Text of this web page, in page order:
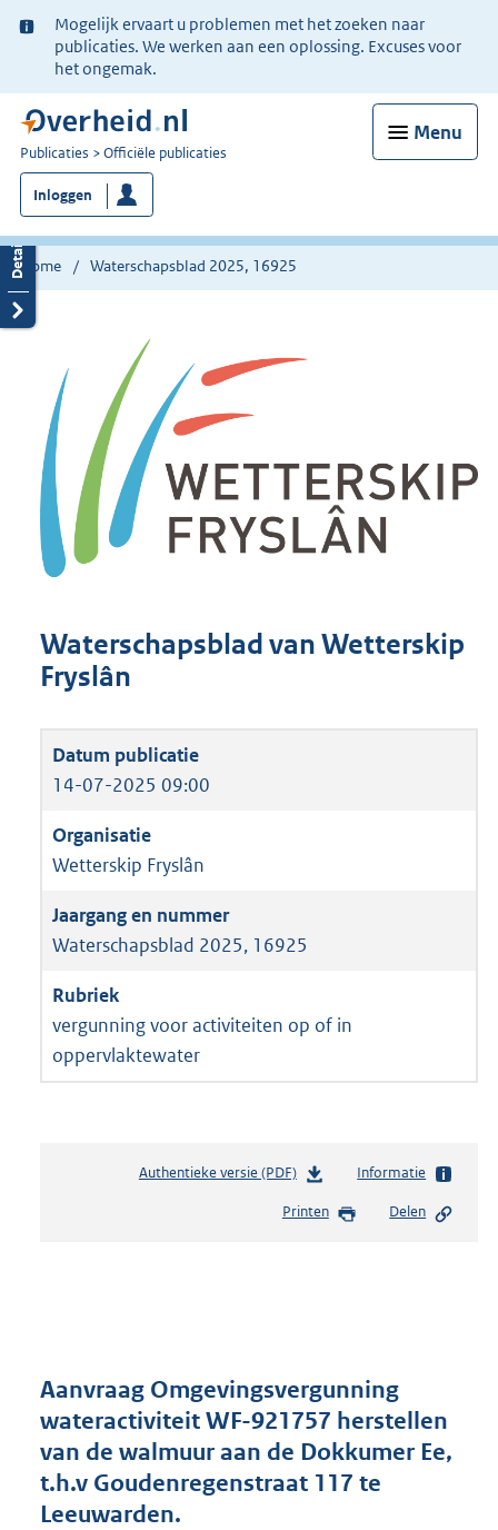
Ter
informatie:
Mogelijk ervaart u problemen met het zoeken naar
publicaties. We werken aan een oplossing. Excuses voor
het ongemak.
Menu
U
bent
nu
hier:
Publicaties Officiële publicaties
Inloggen
Home Waterschapsblad 2025, 16925
Waterschapsblad van Wetterskip
Fryslân
14-07-2025 09:00
Wetterskip Fryslân
Waterschapsblad 2025, 16925
vergunning voor activiteiten op of in
oppervlaktewater
Authentieke versie (PDF)b
s
r
o
t
Informatie
Printen Delen
Aanvraag Omgevingsvergunning
wateractiviteit WF-921757 herstellen
van de walmuur aan de Dokkumer Ee,
t.h.v Goudenregenstraat 117 te
Leeuwarden.